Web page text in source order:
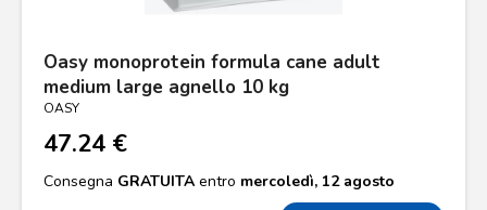
Oasy monoprotein formula cane adult
medium large agnello 10 kg
OASY
47.24 €
Consegna GRATUITA entro mercoledì, 12 agosto